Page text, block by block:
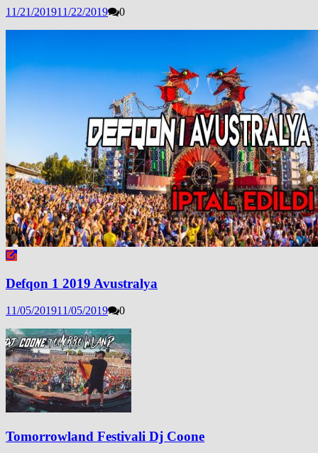
11/21/201911/22/2019 0
Defqon 1 2019 Avustralya
11/05/201911/05/2019 0
Tomorrowland Festivali Dj Coone